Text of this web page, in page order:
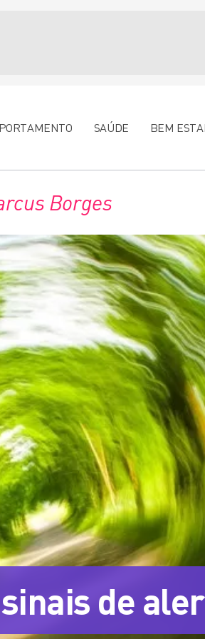
SAÚDE BEM
Borges
de